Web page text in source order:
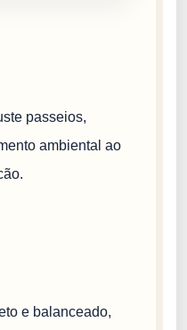
passeios,
ambiental ao
e balanceado,